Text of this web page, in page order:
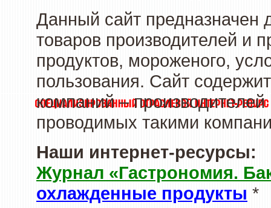
Данный сайт предназначен
товаров производителей и
продуктов, мороженого,
пользования. Сайт
компаний –
проводимых такими
Наши интернет-ресурсы:
Журнал «Гастрономия.
охлажденные продукты *